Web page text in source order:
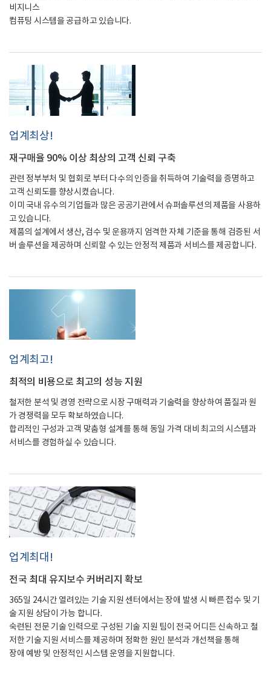
비지니스
컴퓨팅 시스템을 공급하고 있습니다.
업계최상!
재구매율 90% 이상 최상의 고객 신뢰 구축
관련 정부부처 및 협회로 부터 다수의 인증을 취득하여 기술력을 증명하고
고객 신뢰도를 향상시켰습니다.
이미 국내 유수의 기업들과 많은 공공기관에서 슈퍼솔루션의 제품을 사용하
고 있습니다.
제품의 설계에서 생산, 검수 및 운용까지 엄격한 자체 기준을 통해 검증된 서
버 솔루션을 제공하며 신뢰할 수 있는 안정적 제품과 서비스를 제공합니다.
업계최고!
최적의 비용으로 최고의 성능 지원
철저한 분석 및 경영 전략으로 시장 구매력과 기술력을 향상하여 품질과 원
가 경쟁력을 모두 확보하였습니다.
합리적인 구성과 고객 맞춤형 설계를 통해 동일 가격 대비 최고의 시스템과
서비스를 경험하실 수 있습니다.
업계최대!
전국 최대 유지보수 커버리지 확보
365일 24시간 열려있는 기술 지원 센터에서는 장애 발생 시 빠른 접수 및 기
술 지원 상담이 가능 합니다.
숙련된 전문 기술 인력으로 구성된 기술 지원 팀이 전국 어디든 신속하고 철
저한 기술 지원 서비스를 제공하며 정확한 원인 분석과 개선책을 통해
장애 예방 및 안정적인 시스템 운영을 지원합니다.